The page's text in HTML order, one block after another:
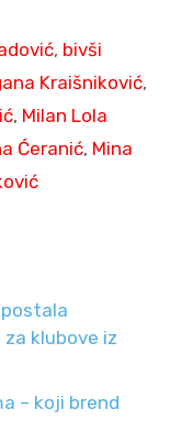
, bivši
Kraišniković,
, Milan Lola
Ćeranić, Mina
klubove iz
– koji brend